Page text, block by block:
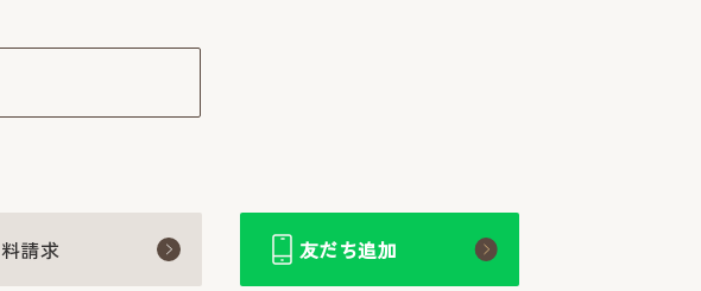
請求 友だち追加